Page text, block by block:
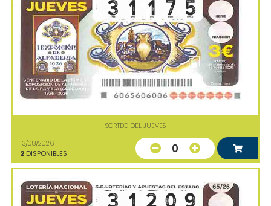
SORTEO DEL JUEVES
13/08/2026
2 DISPONIBLES 0